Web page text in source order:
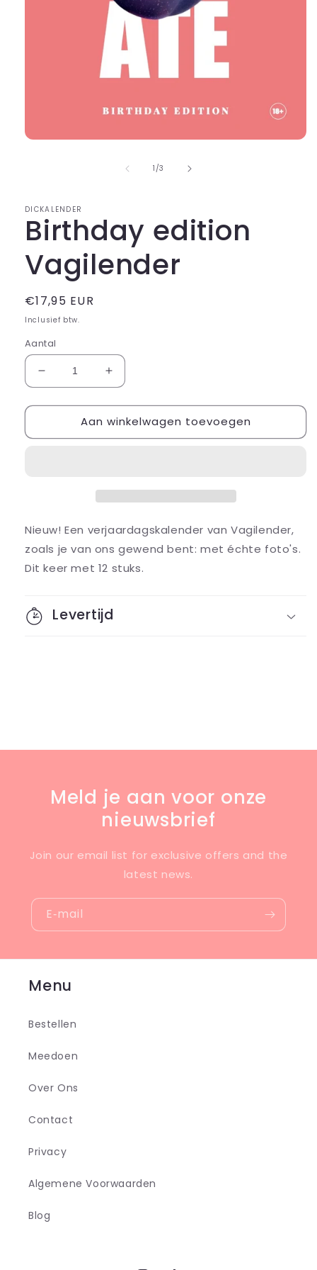
1 /van
3
DICKALENDER
Birthday edition
Vagilender
Normale
prijs
€17,95 EUR
Inclusief btw.
Aantal
Aantal
verlagen
voor
Birthday
edition
Aantal
verhogen
voor
Birthday
edition
Aan winkelwagen toevoegen
Nieuw! Een verjaardagskalender van Vagilender,
zoals je van ons gewend bent: met échte foto's.
Dit keer met 12 stuks.
Levertijd
Meld je aan voor onze
nieuwsbrief
Join our email list for exclusive offers and the
latest news.
E‑mail
Menu
Bestellen
Meedoen
Over Ons
Contact
Privacy
Algemene Voorwaarden
Blog